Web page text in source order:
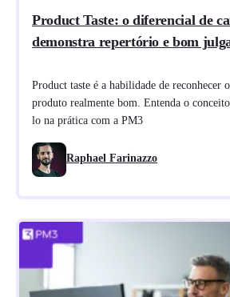
Product Taste: o diferencial de
demonstra repertório e bom
Product taste é a habilidade de reconhecer
produto realmente bom. Entenda o
lo na prática com a PM3
Raphael Farinazzo